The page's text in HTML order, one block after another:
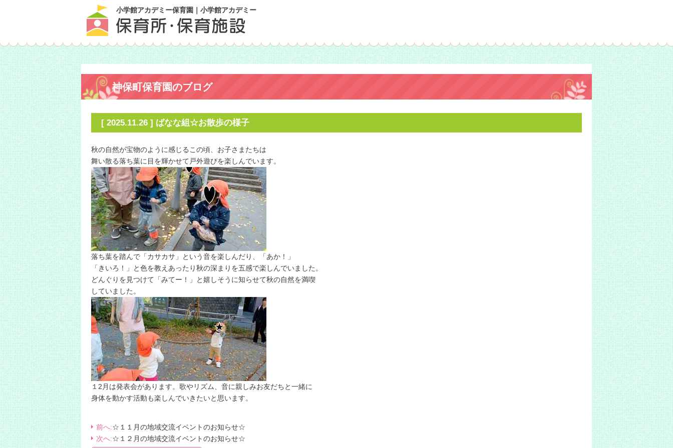
小学館アカデミー保育園｜小学館アカデミー
神保町保育園のブログ
[ 2025.11.26 ] ばなな組☆お散歩の様子
秋の自然が宝物のように感じるこの頃、お子さまたちは
舞い散る落ち葉に目を輝かせて戸外遊びを楽しんでいます。
落ち葉を踏んで「カサカサ」という音を楽しんだり、「あか！」
「きいろ！」と色を教えあったり秋の深まりを五感で楽しんでいました。
どんぐりを見つけて「みてー！」と嬉しそうに知らせて秋の自然を満喫
していました。
１2月は発表会があります。歌やリズム、音に親しみお友だちと一緒に
身体を動かす活動も楽しんでいきたいと思います。
前へ:☆１１月の地域交流イベントのお知らせ☆
次へ:☆１２月の地域交流イベントのお知らせ☆